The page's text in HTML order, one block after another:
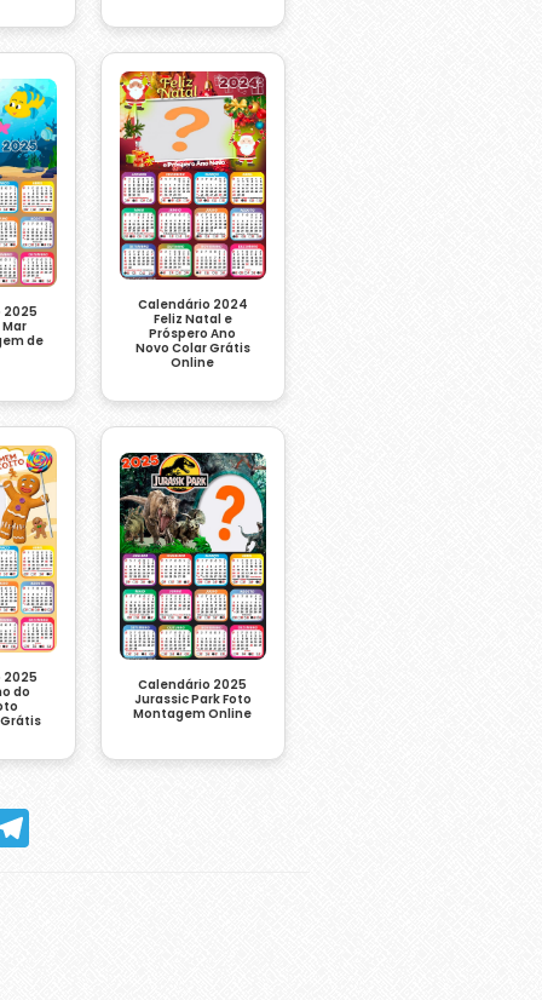
2025
de
Calendário 2024
Feliz Natal e
Próspero Ano
Novo Colar Grátis
Online
2025
do
Calendário 2025
Jurassic Park Foto
Montagem Online
Telegram